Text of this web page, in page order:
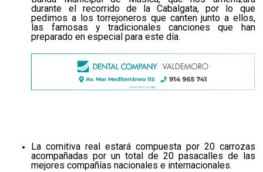
durante el recorrido de la Cabalgata, por lo que
pedimos a los torrejoneros que canten junto a ellos,
las famosas y tradicionales canciones que han
preparado en especial para este día.
La comitiva real estará compuesta por 20 carrozas
acompañadas por un total de 20 pasacalles de las
mejores compañías nacionales e internacionales.